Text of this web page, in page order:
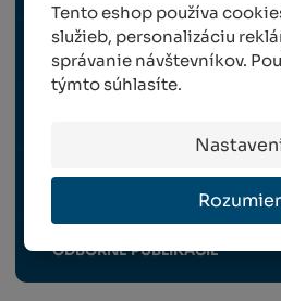
Tento eshop používa
služieb, personalizáciu
správanie návštevníkov.
týmto súhlasíte.
OCHRANA RASTLÍN
VYBAVENIE ZÁHRADY,
ODBORNÉ PUBLIKÁCIE